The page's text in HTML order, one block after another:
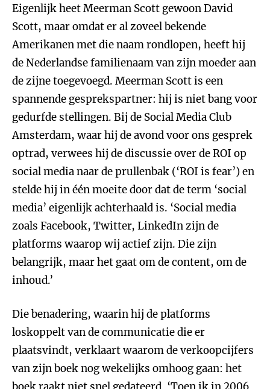
Eigenlijk heet Meerman Scott gewoon David
Scott, maar omdat er al zoveel bekende
Amerikanen met die naam rondlopen, heeft hij
de Nederlandse familienaam van zijn moeder aan
de zijne toegevoegd. Meerman Scott is een
spannende gesprekspartner: hij is niet bang voor
gedurfde stellingen. Bij de Social Media Club
Amsterdam, waar hij de avond voor ons gesprek
optrad, verwees hij de discussie over de ROI op
social media naar de prullenbak (‘ROI is fear’) en
stelde hij in één moeite door dat de term ‘social
media’ eigenlijk achterhaald is. ‘Social media
zoals Facebook, Twitter, LinkedIn zijn de
platforms waarop wij actief zijn. Die zijn
belangrijk, maar het gaat om de content, om de
inhoud.’
Die benadering, waarin hij de platforms
loskoppelt van de communicatie die er
plaatsvindt, verklaart waarom de verkoopcijfers
van zijn boek nog wekelijks omhoog gaan: het